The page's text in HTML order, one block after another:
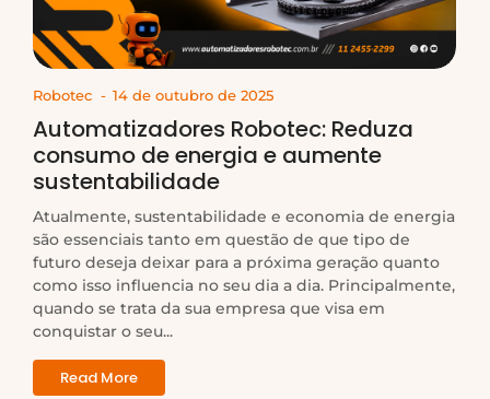
Robotec - 14 de outubro de 2025
Automatizadores Robotec: Reduza
consumo de energia e aumente
sustentabilidade
Atualmente, sustentabilidade e economia de energia
são essenciais tanto em questão de que tipo de
futuro deseja deixar para a próxima geração quanto
como isso influencia no seu dia a dia. Principalmente,
quando se trata da sua empresa que visa em
conquistar o seu...
Read More